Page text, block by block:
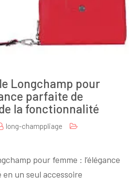
Longchamp pour
parfaite de
la fonctionnalité
long-champpliage
pour femme : l’élégance
un seul accessoire